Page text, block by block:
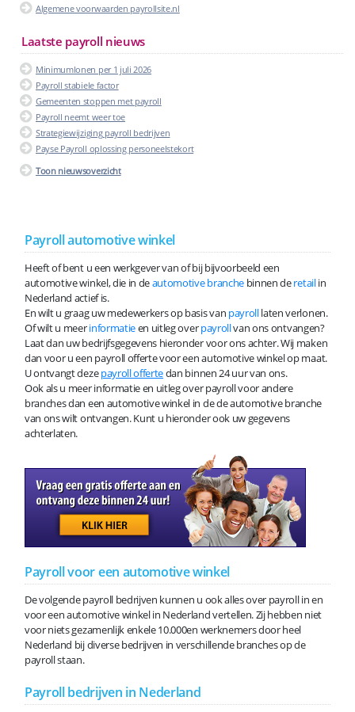
Algemene voorwaarden payrollsite.nl
Laatste payroll nieuws
Minimumlonen per 1 juli 2026
Payroll stabiele factor
Gemeenten stoppen met payroll
Payroll neemt weer toe
Strategiewijziging payroll bedrijven
Payse Payroll oplossing personeelstekort
Toon nieuwsoverzicht
Payroll automotive winkel
Heeft of bent u een werkgever van of bij bijvoorbeeld een
automotive winkel, die in deautomotive branchebinnen deretailin
Nederland actief is.
En wilt u graag uw medewerkers op basis van payrolllaten verlonen.
Of wilt u meerinformatieen uitleg overpayrollvan ons ontvangen?
Laat dan uw bedrijfsgegevens hieronder voor ons achter. Wij maken
dan voor u een payroll offerte voor een automotive winkel op maat.
U ontvangt dezepayroll offertedan binnen 24 uur van ons.
Ook als u meer informatie en uitleg over payroll voor andere
branches dan een automotive winkel in de de automotive branche
van ons wilt ontvangen. Kunt u hieronder ook uw gegevens
achterlaten.
Payroll voor een automotive winkel
De volgende payroll bedrijven kunnen u ook alles over payroll in en
voor een automotive winkel in Nederland vertellen. Zij hebben niet
voor niets gezamenlijk enkele 10.000en werknemers door heel
Nederland bij diverse bedrijven in verschillende branches op de
payroll staan.
Payroll bedrijven in Nederland